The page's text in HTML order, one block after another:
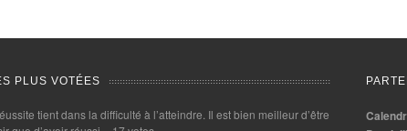
PLUS VOTÉES
tient dans la difficulté à l’atteindre. Il est bien meilleur d’être